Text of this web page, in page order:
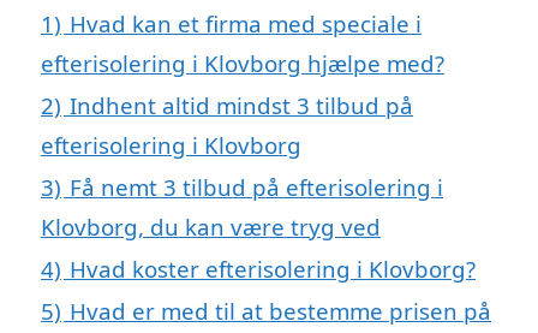
1) Hvad kan et firma med speciale i
efterisolering i Klovborg hjælpe med?
2) Indhent altid mindst 3 tilbud på
efterisolering i Klovborg
3) Få nemt 3 tilbud på efterisolering i
Klovborg, du kan være tryg ved
4) Hvad koster efterisolering i Klovborg?
5) Hvad er med til at bestemme prisen på